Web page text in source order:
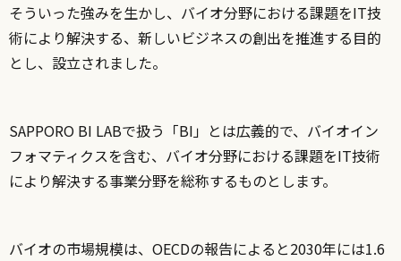
そういった強みを生かし、バイオ分野における課題をIT技
術により解決する、新しいビジネスの創出を推進する目的
とし、設立されました。
SAPPORO BI LABで扱う「BI」とは広義的で、バイオイン
フォマティクスを含む、バイオ分野における課題をIT技術
により解決する事業分野を総称するものとします。
バイオの市場規模は、OECDの報告によると2030年には1.6